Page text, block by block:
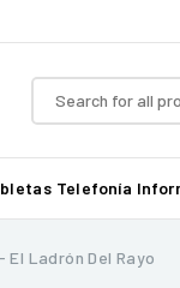
Telefonía
Ladrón Del Rayo